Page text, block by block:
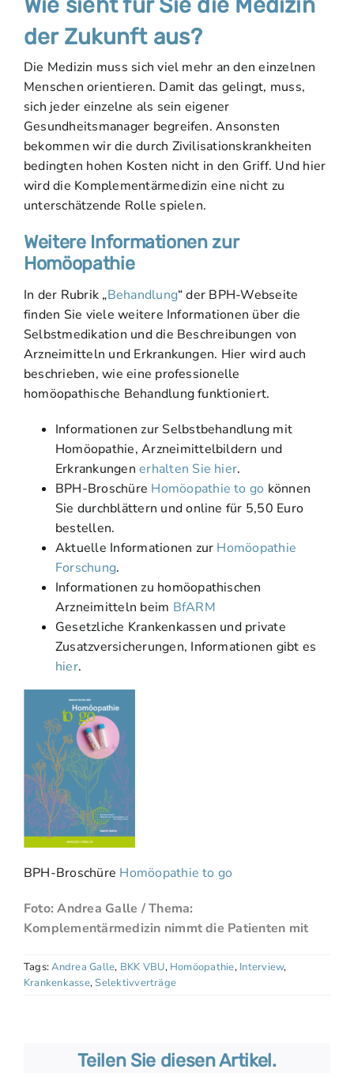
Wie sieht für Sie die Medizin
der Zukunft aus?
Die Medizin muss sich viel mehr an den einzelnen
Menschen orientieren. Damit das gelingt, muss,
sich jeder einzelne als sein eigener
Gesundheitsmanager begreifen. Ansonsten
bekommen wir die durch Zivilisationskrankheiten
bedingten hohen Kosten nicht in den Griff. Und hier
wird die Komplementärmedizin eine nicht zu
unterschätzende Rolle spielen.
Weitere Informationen zur
Homöopathie
In der Rubrik „Behandlung“ der BPH-Webseite
finden Sie viele weitere Informationen über die
Selbstmedikation und die Beschreibungen von
Arzneimitteln und Erkrankungen. Hier wird auch
beschrieben, wie eine professionelle
homöopathische Behandlung funktioniert.
Informationen zur Selbstbehandlung mit
Homöopathie, Arzneimittelbildern und
Erkrankungenerhalten Sie hier.
BPH-Broschüre Homöopathie to go können
Sie durchblättern und online für 5,50 Euro
bestellen.
Aktuelle Informationen zur Homöopathie
Forschung.
Informationen zu homöopathischen
Arzneimitteln beim BfARM
Gesetzliche Krankenkassen und private
Zusatzversicherungen, Informationen gibt es
hier.
BPH-Broschüre Homöopathie to go
Foto: Andrea Galle / Thema:
Komplementärmedizin nimmt die Patienten mit
Tags:Andrea Galle, BKK VBU, Homöopathie, Interview,
Krankenkasse,Selektivverträge
Teilen Sie diesen Artikel.